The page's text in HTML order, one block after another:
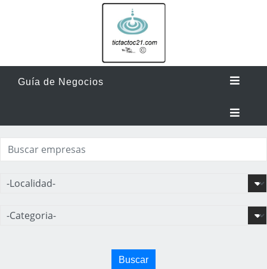
Guía de Negocios
Buscar